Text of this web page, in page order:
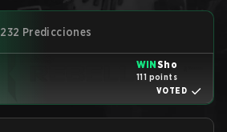
232 Predicciones
WINSho
111 points
VOTED